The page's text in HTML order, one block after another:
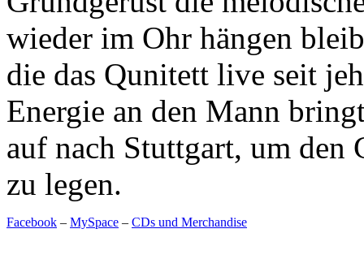
wieder im Ohr hängen
die das Qunitett live seit
Energie an den Mann
auf nach Stuttgart, um
zu legen.
Facebook – MySpace – CDs und Merchandise